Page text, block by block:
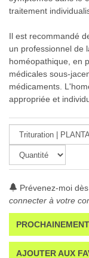
traitement
Il est recommandé
un professionnel de
homéopathique, en
médicales sous-
médicaments.
appropriée et
Prévenez-moi
connecter à votre
AJOUTER AUX